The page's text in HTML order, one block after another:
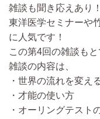
雑談も聞き応えあり
東洋医学セミナーや
に人気です！
この第4回の雑談もと
雑談の内容は、
・世界の流れを変え
・才能の使い方
・オーリングテスト